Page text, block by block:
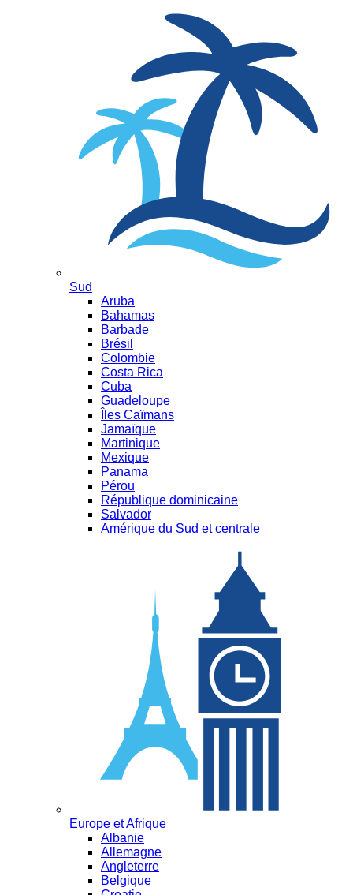
Sud
Aruba
Bahamas
Barbade
Brésil
Colombie
Costa Rica
Cuba
Guadeloupe
Îles Caïmans
Jamaïque
Martinique
Mexique
Panama
Pérou
République dominicaine
Salvador
Amérique du Sud et centrale
Europe et Afrique
Albanie
Allemagne
Angleterre
Belgique